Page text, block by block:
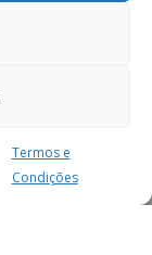
Termos e
Condições